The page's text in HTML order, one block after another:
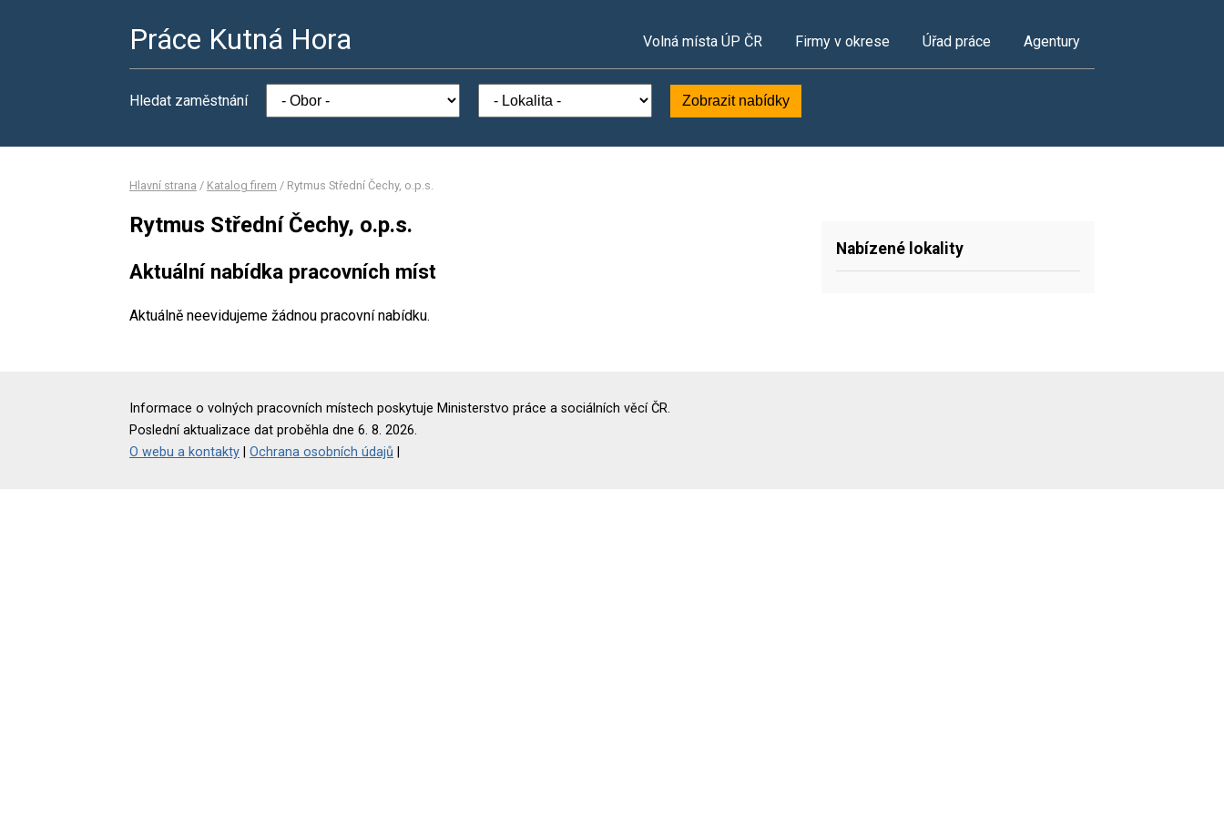
Práce Kutná Hora Volná místa ÚP ČR Firmy v okrese Úřad práce Agentury
Hledat zaměstnání Zobrazit nabídky
Hlavní strana / Katalog firem / Rytmus Střední Čechy, o.p.s.
Rytmus Střední Čechy, o.p.s.
Aktuální nabídka pracovních míst
Aktuálně neevidujeme žádnou pracovní nabídku.
Nabízené lokality
Informace o volných pracovních místech poskytuje Ministerstvo práce a sociálních věcí ČR.
Poslední aktualizace dat proběhla dne 6. 8. 2026.
O webu a kontakty
Ochrana osobních údajů